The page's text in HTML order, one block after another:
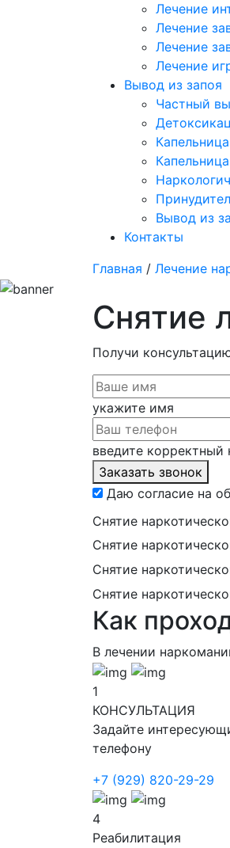
Лечение
Лечение
Лечение
Лечение
Вывод из запоя
Частный
Вывод из
Контакты
Главная / Лечение
Снятие
Получи
укажите имя
введите корректный
Заказать звонок
Даю согласие на
Снятие
Снятие
Снятие
Снятие
Как
В лечении
1
КОНСУЛЬТАЦИЯ
Задайте
телефону
+7 (929) 820-29-29
4
Реабилитация